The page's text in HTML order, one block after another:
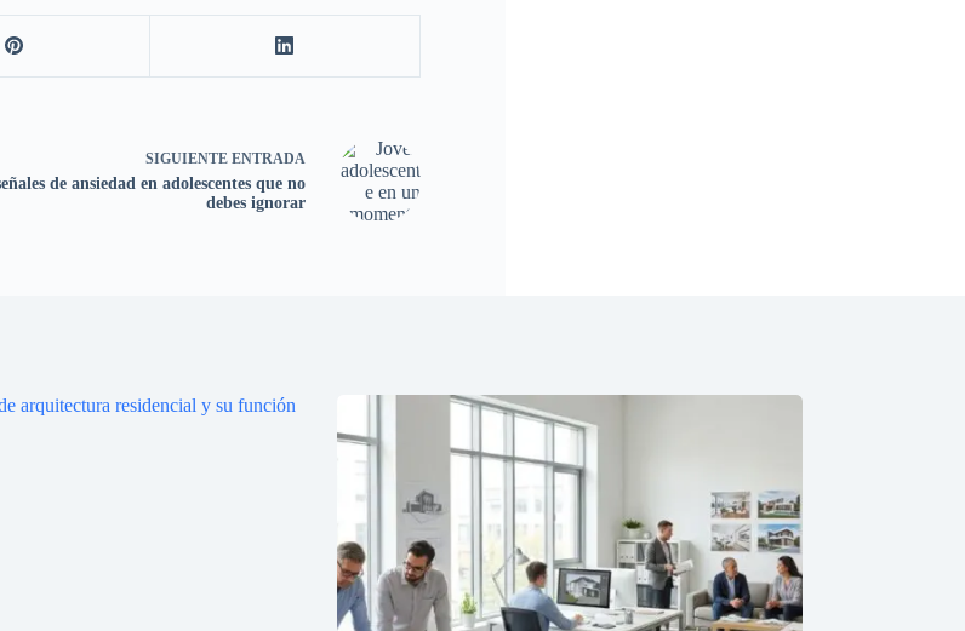
SIGUIENTEENTRADA
de ansiedad en adolescentes que no
debes ignorar